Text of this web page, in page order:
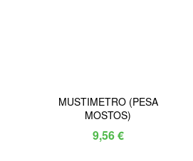
MUSTIMETRO (PESA
MOSTOS)
9,56€